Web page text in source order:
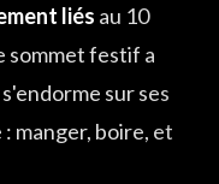
liés au 10
sommet festif a
sur ses
manger, boire, et